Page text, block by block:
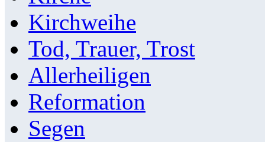
Kirchweihe
Tod, Trauer, Trost
Allerheiligen
Reformation
Segen